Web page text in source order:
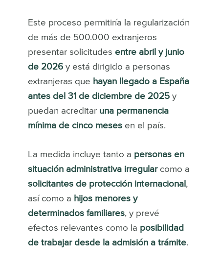
Este proceso permitiría la regularización
de más de 500.000 extranjeros
presentar solicitudes entre abril y junio
de 2026y está dirigido a personas
extranjeras que hayan llegado a España
antes del 31 de diciembre de 2025y
puedan acreditar una permanencia
mínima de cinco mesesen el país.
La medida incluye tanto a personas en
situación administrativa irregularcomo a
solicitantes de protección internacional ,
así como a hijos menores y
determinados familiares, y prevé
efectos relevantes como la posibilidad
de trabajar desde la admisión a trámite.